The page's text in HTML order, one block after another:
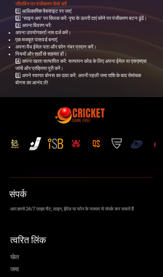
जीतविन पर पंजीकरण कैसे करें
1️⃣ आधिकारिक वेबसाइट पर जाएं
2️⃣ 'साइन अप' पर क्लिक करें: पृष्ठ के ऊपरी दाएं कोने पर पंजीकरण बटन ढूंढें।
3️⃣ अपना विवरण भरें:
अपना उपयोगकर्ता नाम दर्ज करें।
एक मजबूत पासवर्ड बनाएं.
अपना वैध ईमेल पता और फ़ोन नंबर प्रदान करें।
नियमों और शर्तों से सहमत हों।
4️⃣ अपना खाता सत्यापित करें: सत्यापन कोड के लिए अपना ईमेल या एसएमएस
जांचें और प्रक्रिया पूरी करें।
5️⃣ अपने स्वागत बोनस का दावा करें: अपनी पहली जमा राशि के बाद रोमांचक
बोनस का आनंद लें!
संपर्क
आप हमसे 24/7 लाइव चैट, लाइन, ईमेल या फोन के माध्यम से संपर्क कर सकते हैं
त्वरित लिंक
खेल
जमा